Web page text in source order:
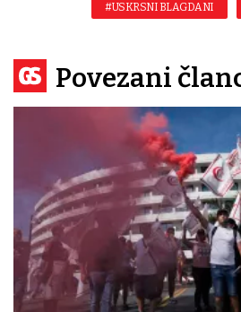
#USKRSNI BLAGDANI
Povezani